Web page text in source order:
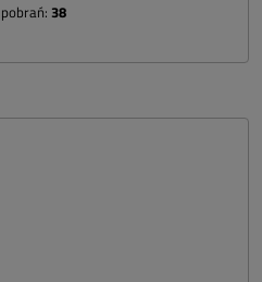
38